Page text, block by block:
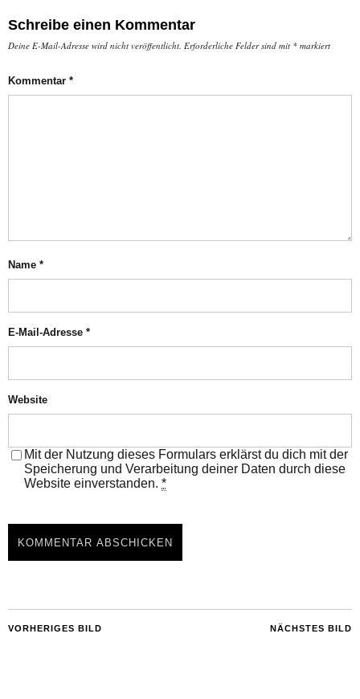
Schreibe einen Kommentar
Deine E-Mail-Adresse wird nicht veröffentlicht. Erforderliche Felder sind mit * markiert
Kommentar *
Name *
E-Mail-Adresse *
Website
Mit der Nutzung dieses Formulars erklärst du dich mit der
Speicherung und Verarbeitung deiner Daten durch diese
Website einverstanden. *
NÄCHSTES BILD
VORHERIGES BILD